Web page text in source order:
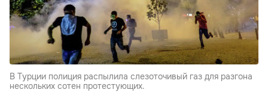
В Турции полиция распылила слезоточивый газ для разгона
нескольких сотен протестующих.